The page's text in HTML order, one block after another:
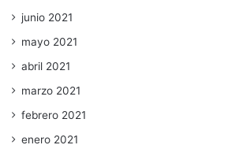
junio 2021
mayo 2021
abril 2021
marzo 2021
febrero 2021
enero 2021